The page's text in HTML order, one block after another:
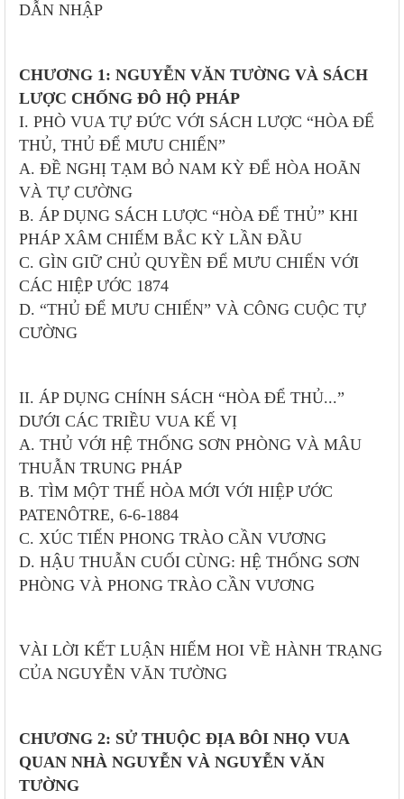
DẪN NHẬP
CHƯƠNG 1: NGUYỄN VĂN TƯỜNG VÀ SÁCH
LƯỢC CHỐNG ĐÔ HỘ PHÁP
I. PHÒ VUA TỰ ĐỨC VỚI SÁCH LƯỢC “HÒA ĐỂ
THỦ, THỦ ĐỂ MƯU CHIẾN”
A. ĐỀ NGHỊ TẠM BỎ NAM KỲ ĐỂ HÒA HOÃN
VÀ TỰ CƯỜNG
B. ÁP DỤNG SÁCH LƯỢC “HÒA ĐỂ THỦ” KHI
PHÁP XÂM CHIẾM BẮC KỲ LẦN ĐẦU
C. GÌN GIỮ CHỦ QUYỀN ĐỂ MƯU CHIẾN VỚI
CÁC HIỆP ƯỚC 1874
D. “THỦ ĐỂ MƯU CHIẾN” VÀ CÔNG CUỘC TỰ
CƯỜNG
II. ÁP DỤNG CHÍNH SÁCH “HÒA ĐỂ THỦ...”
DƯỚI CÁC TRIỀU VUA KẾ VỊ
A. THỦ VỚI HỆ THỐNG SƠN PHÒNG VÀ MÂU
THUẪN TRUNG PHÁP
B. TÌM MỘT THẾ HÒA MỚI VỚI HIỆP ƯỚC
PATENÔTRE, 6-6-1884
C. XÚC TIẾN PHONG TRÀO CẦN VƯƠNG
D. HẬU THUẪN CUỐI CÙNG: HỆ THỐNG SƠN
PHÒNG VÀ PHONG TRÀO CẦN VƯƠNG
VÀI LỜI KẾT LUẬN HIẾM HOI VỀ HÀNH TRẠNG
CỦA NGUYỄN VĂN TƯỜNG
CHƯƠNG 2: SỬ THUỘC ĐỊA BÔI NHỌ VUA
QUAN NHÀ NGUYỄN VÀ NGUYỄN VĂN
TƯỜNG